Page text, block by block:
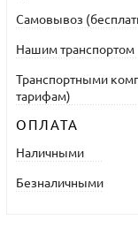
Самовывоз
Нашим транспортом
Транспортными
тарифам)
ОПЛАТА
Наличными
Безналичными